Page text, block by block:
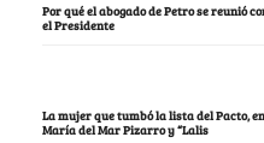
Por qué el abogado de Petro se reunió
el Presidente
La mujer que tumbó la lista del Pacto,
María del Mar Pizarro y “Lalis